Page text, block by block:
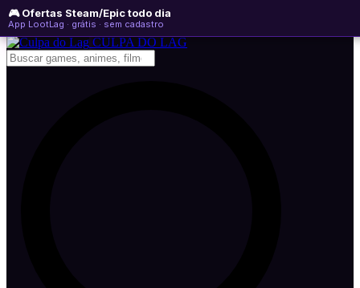
🎮 Ofertas Steam/Epic todo dia
App LootLag · grátis · sem cadastro
sábado, 08 de agosto de 2026 WhatsApp
Newsletter
CULPA DO LAG